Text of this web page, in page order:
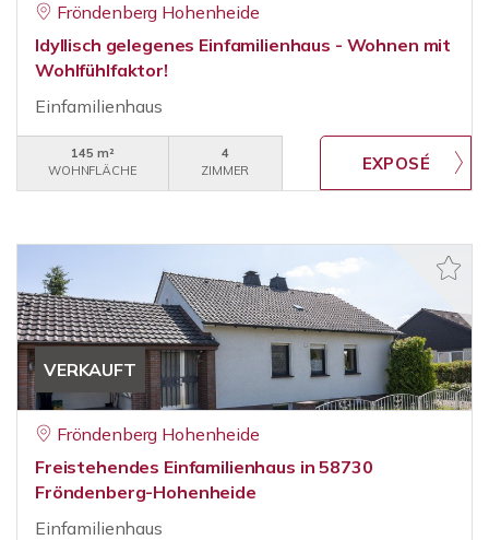
Fröndenberg Hohenheide
Idyllisch gelegenes Einfamilienhaus - Wohnen mit
Wohlfühlfaktor!
Einfamilienhaus
145 m²
WOHNFLÄCHE
4
ZIMMER
VERKAUFT
Fröndenberg Hohenheide
Freistehendes Einfamilienhaus in 58730
Fröndenberg-Hohenheide
Einfamilienhaus